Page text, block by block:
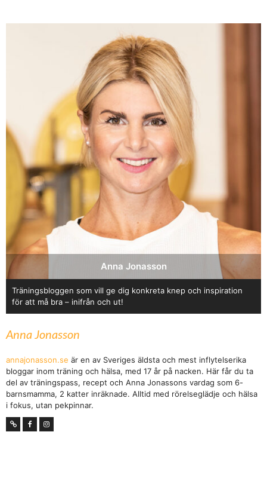
Anna Jonasson
Träningsbloggen som vill ge dig konkreta knep och inspiration
för att må bra – inifrån och ut!
Anna Jonasson
annajonasson.se är en av Sveriges äldsta och mest inflytelserika
bloggar inom träning och hälsa, med 17 år på nacken. Här får du ta
del av träningspass, recept och Anna Jonassons vardag som 6-
barnsmamma, 2 katter inräknade. Alltid med rörelseglädje och hälsa
i fokus, utan pekpinnar.